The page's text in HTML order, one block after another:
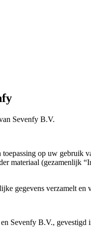
Sevenfy B.V.
op uw gebruik
materiaal (gezamenlijk
gegevens verzamelt
Sevenfy B.V., gevestigd